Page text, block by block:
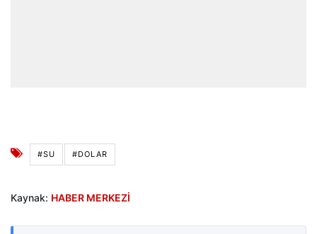
#SU #DOLAR
Kaynak: HABER MERKEZİ